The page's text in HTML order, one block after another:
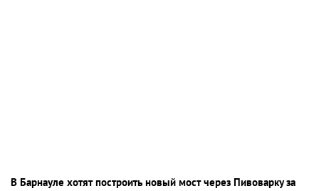
В Барнауле хотят построить новый мост через Пивоварку за